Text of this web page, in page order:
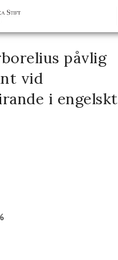
påvlig
vid
i engelskt